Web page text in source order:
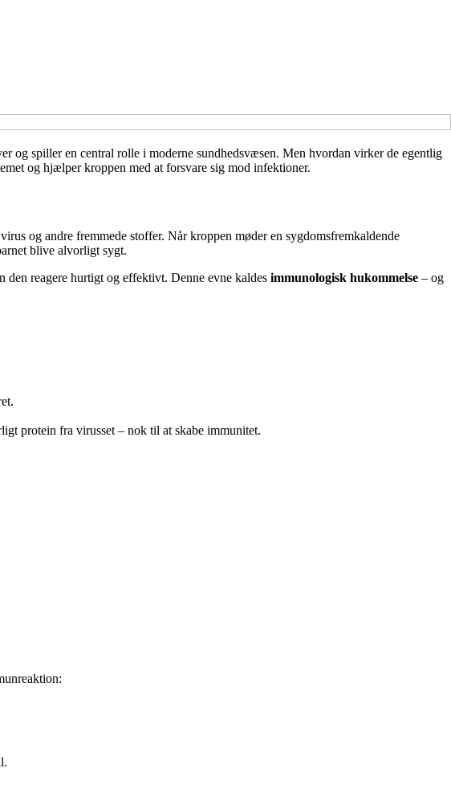
og spiller en central rolle i moderne sundhedsvæsen. Men hvordan virker de egentlig
og hjælper kroppen med at forsvare sig mod infektioner.
og andre fremmede stoffer. Når kroppen møder en sygdomsfremkaldende
blive alvorligt sygt.
den reagere hurtigt og effektivt. Denne evne kaldes immunologisk hukommelse – og
protein fra virusset – nok til at skabe immunitet.